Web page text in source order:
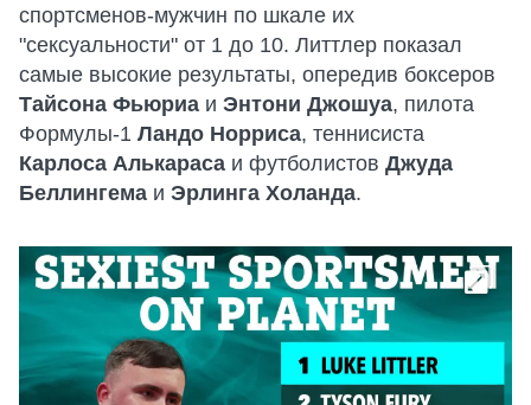
спортсменов-мужчин по шкале их
"сексуальности" от 1 до 10. Литтлер показал
самые высокие результаты, опередив боксеров
Тайсона Фьюриа и Энтони Джошуа, пилота
Формулы-1 Ландо Норриса, теннисиста
Карлоса Алькараса и футболистов Джуда
Беллингема и Эрлинга Холанда.